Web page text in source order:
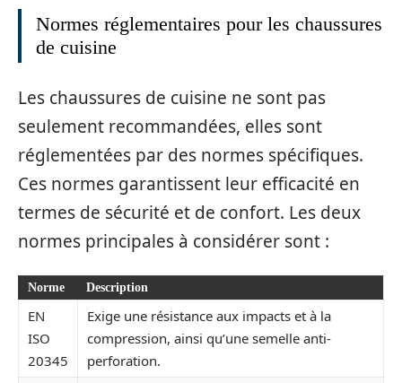
Normes réglementaires pour les chaussures
de cuisine
Les chaussures de cuisine ne sont pas
seulement recommandées, elles sont
réglementées par des normes spécifiques.
Ces normes garantissent leur efficacité en
termes de sécurité et de confort. Les deux
normes principales à considérer sont :
Norme Description
EN
ISO
20345
Exige une résistance aux impacts et à la
compression, ainsi qu’une semelle anti-
perforation.